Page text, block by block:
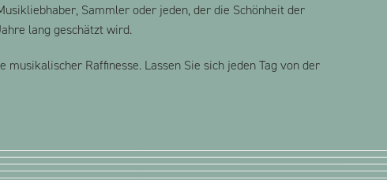
Sammler oder jeden, der die Schönheit der
lang geschätzt wird.
Raffinesse. Lassen Sie sich jeden Tag von der